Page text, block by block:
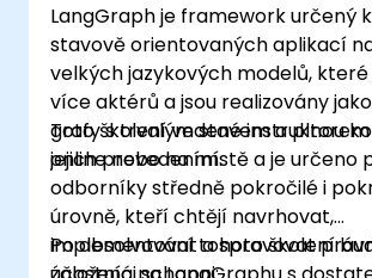
LangGraph je framework určený
stavově orientovaných aplikací
velkých jazykových modelů,
více aktérů a jsou realizovány
grafy s trvalým stavem a plnou
jejich provedením.
Toto školení vedené
online nebo na místě a je určeno
odborníky středně pokročilé i
úrovně, kteří chtějí navrhovat,
implementovat a spravovat
Po absolvování tohoto školení